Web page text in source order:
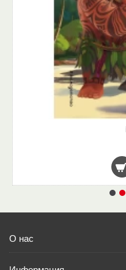
О нас